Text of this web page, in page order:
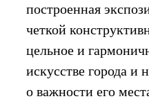
построенная
четкой
цельное и
искусстве города и
о важности его